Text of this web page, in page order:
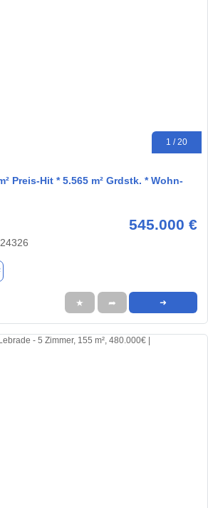
1 / 20
Preis-Hit * 5.565 m² Grdstk. * Wohn-
545.000 €
★ ➦ ➜